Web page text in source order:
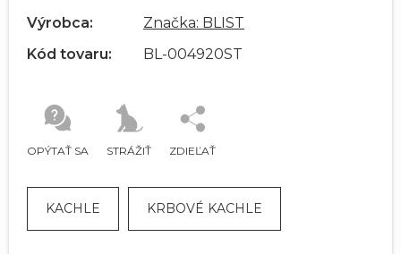
OPÝTAŤ SA STRÁŽIŤ ZDIEĽAŤ
Výrobca:
Značka: BLIST
Kód tovaru:
BL-004920ST
KACHLE KRBOVÉ KACHLE